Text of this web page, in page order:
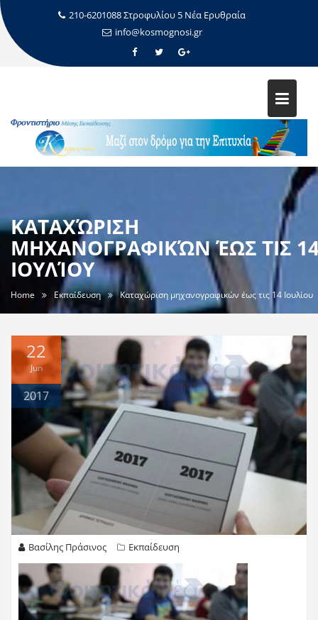
210-6201088 Στροφυλίου 5 Νέα Ερυθραία
info@kosmognosi.gr
ΚΑΤΑΧΏΡΙΣΗ
ΜΗΧΑΝΟΓΡΑΦΙΚΏΝ ΈΩΣ ΤΙΣ
ΙΟΥΛΊΟΥ
Home Εκπαίδευση Καταχώριση μηχανογραφικών έως τις 14 Ιουλίου
22
Jun
2017
Βασίλης Πράσινος Εκπαίδευση